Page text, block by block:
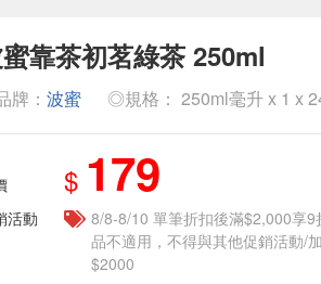
靠茶初茗綠茶 250ml
牌： 波蜜 ◎規格： 250ml毫升 x 1 x
$ 179
活動
8/8-8/10 單筆折扣後滿$2,000享
品不適用，不得與其他促銷活動/
$2000